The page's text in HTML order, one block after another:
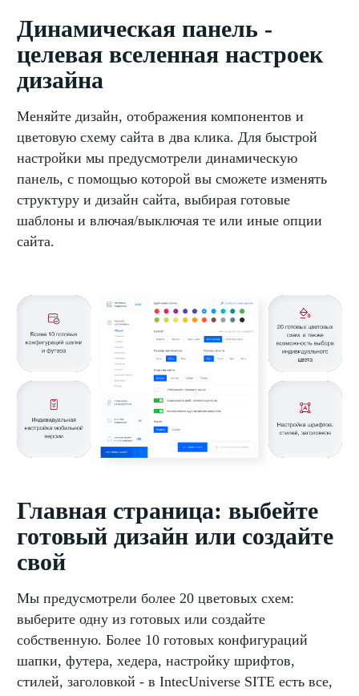
Динамическая панель -
целевая вселенная настроек
дизайна
Меняйте дизайн, отображения компонентов и
цветовую схему сайта в два клика. Для быстрой
настройки мы предусмотрели динамическую
панель, с помощью которой вы сможете изменять
структуру и дизайн сайта, выбирая готовые
шаблоны и влючая/выключая те или иные опции
сайта.
Главная страница: выбейте
готовый дизайн или создайте
свой
Мы предусмотрели более 20 цветовых схем:
выберите одну из готовых или создайте
собственную. Более 10 готовых конфигураций
шапки, футера, хедера, настройку шрифтов,
стилей, заголовкой - в IntecUniverse SITE есть все,